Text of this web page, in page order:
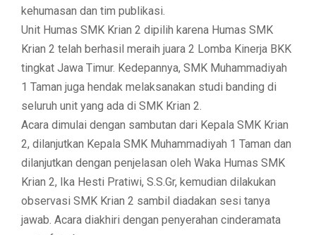
kehumasan dan tim publikasi.
Unit Humas SMK Krian 2 dipilih karena Humas SMK
Krian 2 telah berhasil meraih juara 2 Lomba Kinerja BKK
tingkat Jawa Timur. Kedepannya, SMK Muhammadiyah
1 Taman juga hendak melaksanakan studi banding di
seluruh unit yang ada di SMK Krian 2.
Acara dimulai dengan sambutan dari Kepala SMK Krian
2, dilanjutkan Kepala SMK Muhammadiyah 1 Taman dan
dilanjutkan dengan penjelasan oleh Waka Humas SMK
Krian 2, Ika Hesti Pratiwi, S.S.Gr, kemudian dilakukan
observasi SMK Krian 2 sambil diadakan sesi tanya
jawab. Acara diakhiri dengan penyerahan cinderamata